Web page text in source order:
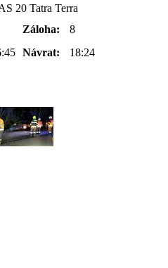
20 Tatra Terra
Záloha: 8
Návrat: 18:24